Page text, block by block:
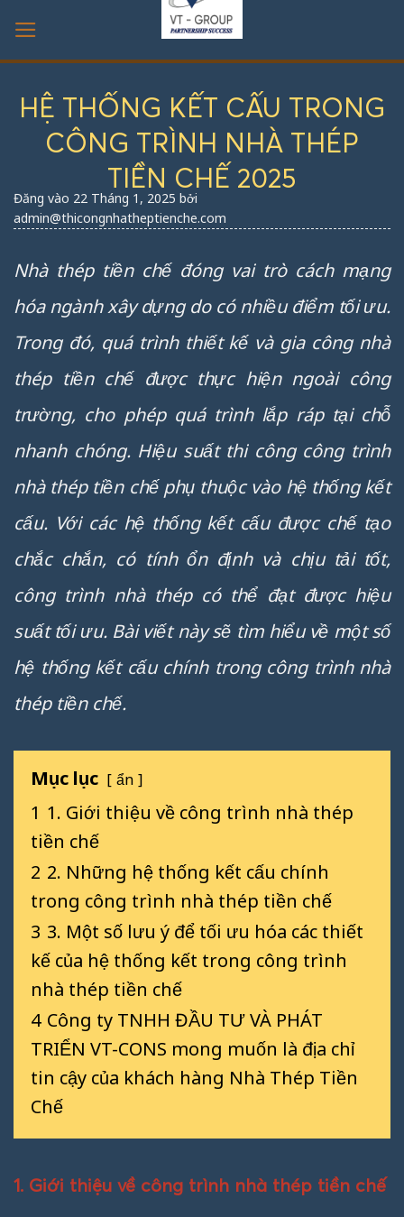
qua
nội
HỆ THỐNG KẾT CẤU TRONG
CÔNG TRÌNH NHÀ THÉP
TIỀN CHẾ 2025
Đăng vào 22 Tháng 1, 2025 bởi
admin@thicongnhatheptienche.com
Nhà thép tiền chế đóng vai trò cách mạng
hóa ngành xây dựng do có nhiều điểm tối ưu.
Trong đó, quá trình thiết kế và gia công nhà
thép tiền chế được thực hiện ngoài công
trường, cho phép quá trình lắp ráp tại chỗ
nhanh chóng. Hiệu suất thi công công trình
nhà thép tiền chế phụ thuộc vào hệ thống kết
cấu. Với các hệ thống kết cấu được chế tạo
chắc chắn, có tính ổn định và chịu tải tốt,
công trình nhà thép có thể đạt được hiệu
suất tối ưu. Bài viết này sẽ tìm hiểu về một số
hệ thống kết cấu chính trong công trình nhà
thép tiền chế.
Mục lục ẩn
1 1. Giới thiệu về công trình nhà thép
tiền chế
2 2. Những hệ thống kết cấu chính
trong công trình nhà thép tiền chế
3 3. Một số lưu ý để tối ưu hóa các thiết
kế của hệ thống kết trong công trình
nhà thép tiền chế
4 Công ty TNHH ĐẦU TƯ VÀ PHÁT
TRIỂN VT-CONS mong muốn là địa chỉ
tin cậy của khách hàng Nhà Thép Tiền
Chế
1. Giới thiệu về công trình nhà thép tiền chế